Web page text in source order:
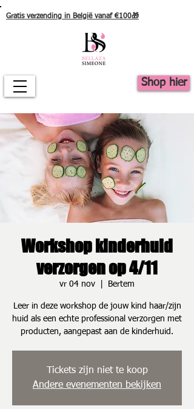
Shop hier
Gratis verzending in België vanaf €100🎁
Workshop kinderhuid
verzorgen op 4/11
vr 04 nov Bertem
Leer in deze workshop de jouw kind haar/zijn
huid als een echte professional verzorgen met
producten, aangepast aan de kinderhuid.
Tickets zijn niet te koop
Andere evenementen bekijken